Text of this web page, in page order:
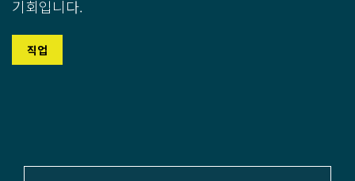
기회입니다.
직업